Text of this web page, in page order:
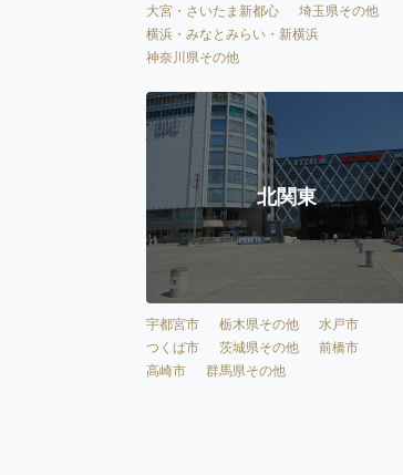
大宮・さいたま新都心
埼玉県その他
横浜・みなとみらい・新横浜
神奈川県その他
北関東
宇都宮市 栃木県その他
水戸市
つくば市
茨城県その他
前橋市
高崎市
群馬県その他